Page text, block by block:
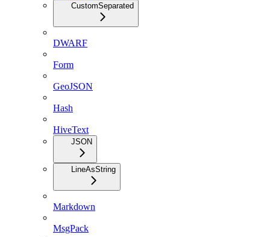
CustomSeparated
DWARF
Form
GeoJSON
Hash
HiveText
JSON
LineAsString
Markdown
MsgPack